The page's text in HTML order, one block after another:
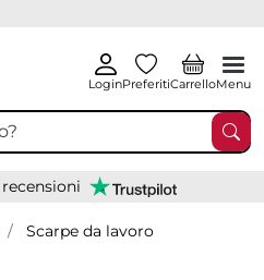
LoginPreferitiCarrelloMenu
recensioni
Scarpe da lavoro